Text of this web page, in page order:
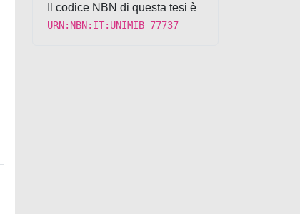
Il codice NBN di questa tesi è
URN:NBN:IT:UNIMIB-77737